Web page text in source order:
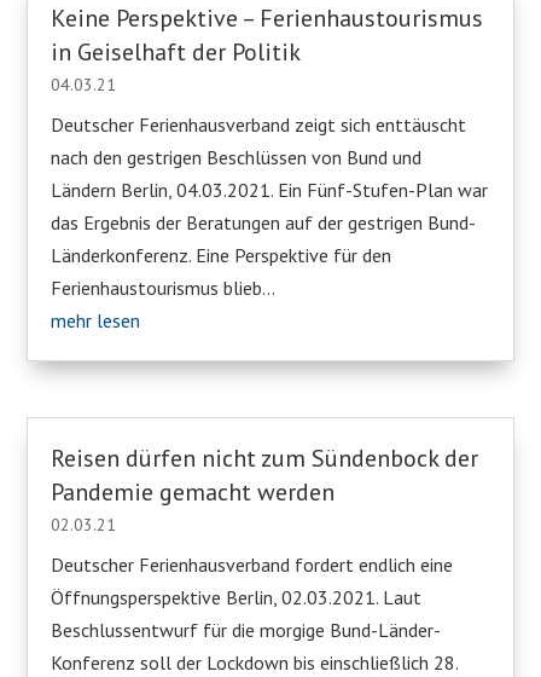
Keine Perspektive – Ferienhaustourismus
in Geiselhaft der Politik
04.03.21
Deutscher Ferienhausverband zeigt sich enttäuscht
nach den gestrigen Beschlüssen von Bund und
Ländern Berlin, 04.03.2021. Ein Fünf-Stufen-Plan war
das Ergebnis der Beratungen auf der gestrigen Bund-
Länderkonferenz. Eine Perspektive für den
Ferienhaustourismus blieb...
mehr lesen
Reisen dürfen nicht zum Sündenbock der
Pandemie gemacht werden
02.03.21
Deutscher Ferienhausverband fordert endlich eine
Öffnungsperspektive Berlin, 02.03.2021. Laut
Beschlussentwurf für die morgige Bund-Länder-
Konferenz soll der Lockdown bis einschließlich 28.